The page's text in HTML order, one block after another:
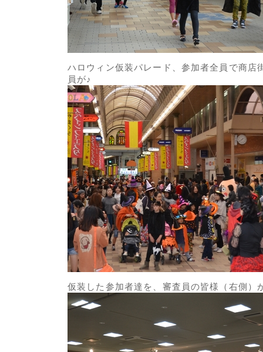
ハロウィン仮装パレード、参加者全員で商店
員が♪
仮装した参加者達を、審査員の皆様（右側）